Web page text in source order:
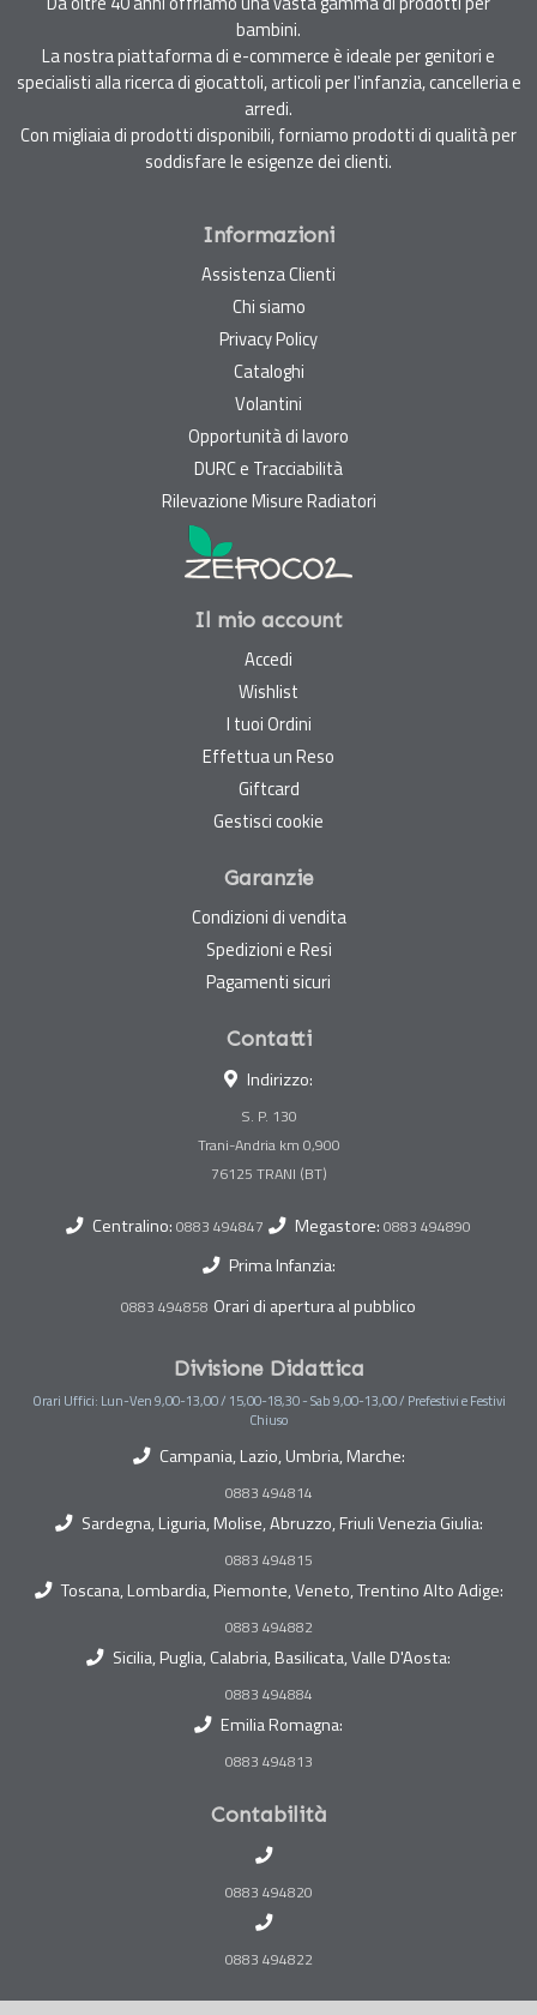
bambini.
La nostra piattaforma di e-commerce è ideale per genitori e
specialisti alla ricerca di giocattoli, articoli per l'infanzia, cancelleria e
arredi.
Con migliaia di prodotti disponibili, forniamo prodotti di qualità per
soddisfare le esigenze dei clienti.
Informazioni
Assistenza Clienti
Chi siamo
Privacy Policy
Cataloghi
Volantini
Opportunità di lavoro
DURC e Tracciabilità
Rilevazione Misure Radiatori
Il mio account
Accedi
Wishlist
I tuoi Ordini
Effettua un Reso
Giftcard
Gestisci cookie
Garanzie
Condizioni di vendita
Spedizioni e Resi
Pagamenti sicuri
Contatti
Indirizzo:
S. P. 130
Trani-Andria km 0,900
Centralino: 0883 494847 Megastore: 0883 494890
Prima Infanzia:
0883 494858 Orari di apertura al pubblico
Divisione Didattica
Orari Uffici: Lun-Ven 9,00-13,00 / 15,00-18,30 - Sab 9,00-13,00 / Prefestivi e Festivi
Chiuso
Campania, Lazio, Umbria, Marche:
0883 494814
Sardegna, Liguria, Molise, Abruzzo, Friuli Venezia Giulia:
0883 494815
Toscana, Lombardia, Piemonte, Veneto, Trentino Alto Adige:
0883 494882
Sicilia, Puglia, Calabria, Basilicata, Valle D'Aosta:
0883 494884
Emilia Romagna:
0883 494813
Contabilità
0883 494820
0883 494822